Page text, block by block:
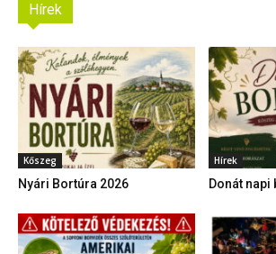
Hírek
Kőszeg
Nyári Bortúra 2026
Hírek
Donát napi